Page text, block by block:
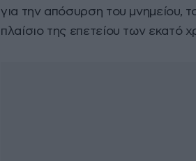
για την απόσυρση του μνημείου,
πλαίσιο της επετείου των